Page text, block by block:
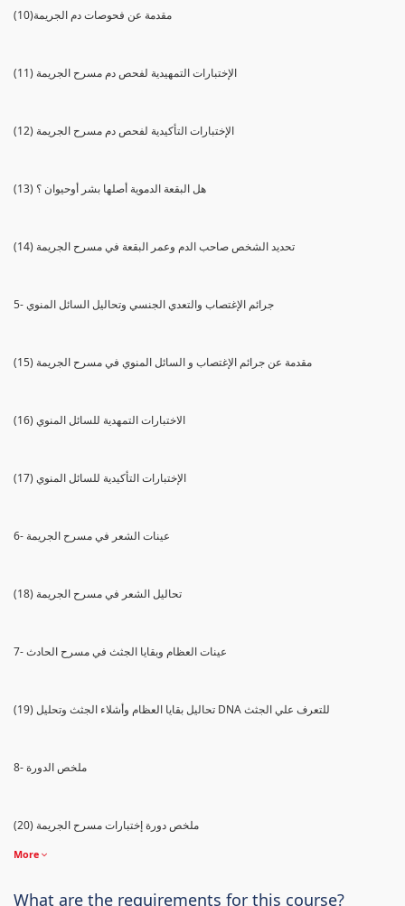
(10)مقدمة عن فحوصات دم الجريمة
(11) الإختبارات التمهيدية لفحص دم مسرح الجريمة
(12) الإختبارات التأكيدية لفحص دم مسرح الجريمة
(13) هل البقعة الدموية أصلها بشر أوحيوان ؟
(14) تحديد الشخص صاحب الدم وعمر البقعة في مسرح الجريمة
5- جرائم الإغتصاب والتعدي الجنسي وتحاليل السائل المنوي
(15) مقدمة عن جرائم الإغتصاب و السائل المنوي في مسرح الجريمة
(16) الاختبارات التمهدية للسائل المنوي
(17) الإختبارات التأكيدية للسائل المنوي
6- عينات الشعر في مسرح الجريمة
(18) تحاليل الشعر في مسرح الجريمة
7- عينات العظام وبقايا الجثث في مسرح الحادث
(19) تحاليل بقايا العظام وأشلاء الجثث وتحليل DNA للتعرف علي الجثث
8- ملخص الدورة
(20) ملخص دورة إختبارات مسرح الجريمة
More
What are the requirements for this course?